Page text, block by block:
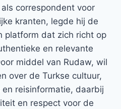
correspondent voor
kranten, legde hij de
platform dat zich richt op
en relevante
middel van Rudaw, wil
over de Turkse cultuur,
reisinformatie, daarbij
en respect voor de